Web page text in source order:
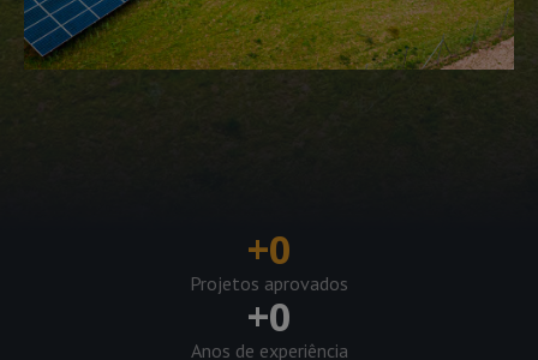
+0
Projetos aprovados
+0
Anos de experiência